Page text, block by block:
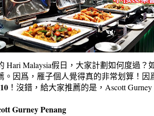
Hari Malaysia假日，大家計劃如何度過
。因爲，雁子個人覺得真的非常划算！因
！沒錯，給大家推薦的是，Ascott
Gurney Penang